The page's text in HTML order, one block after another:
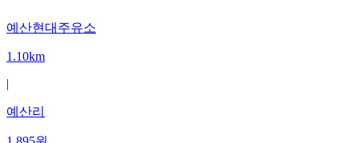
예산현대주유소
1.10km
|
예산리